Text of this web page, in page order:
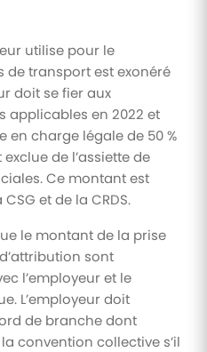
utilise pour le
de transport est exonéré
doit se fier aux
applicables en 2022 et
en charge légale de 50 %
de l’assiette de
Ce montant est
et de la CRDS.
le montant de la prise
sont
l’employeur et le
L’employeur doit
de branche dont
convention collective s’il